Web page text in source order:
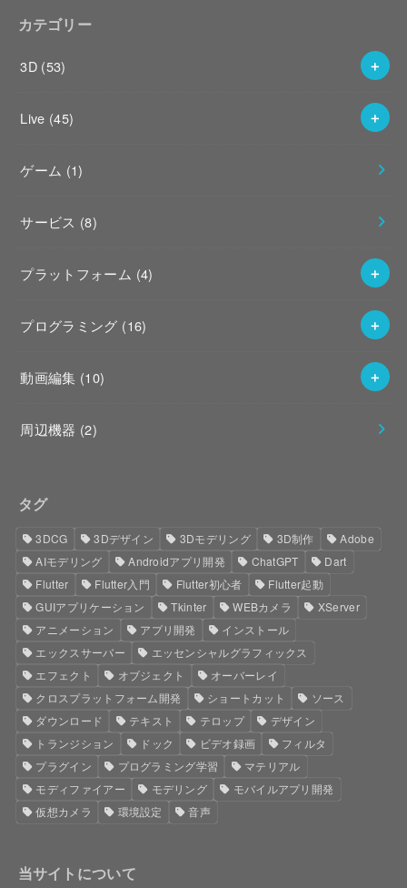
カテゴリー
3D (53)
Live (45)
ゲーム (1)
サービス (8)
プラットフォーム (4)
プログラミング (16)
動画編集 (10)
周辺機器 (2)
タグ
3DCG 3Dデザイン 3Dモデリング 3D制作
Adobe
AIモデリング
Androidアプリ開発 ChatGPT
Dart
Flutter
Flutter入門 Flutter初心者
Flutter起動
GUIアプリケーション
Tkinter WEBカメラ
XServer
アニメーション
アプリ開発
インストール
エックスサーバー
エッセンシャルグラフィックス
エフェクト
オブジェクト
オーバーレイ
クロスプラットフォーム開発
ショートカット
ソース
ダウンロード
テキスト テロップ
デザイン
トランジション
ドック ビデオ録画
フィルタ
プラグイン
プログラミング学習
マテリアル
モディファイアー
モデリング
モバイルアプリ開発
仮想カメラ
環境設定 音声
当サイトについて